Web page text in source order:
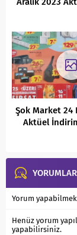
Şok Market 24
Aktüel
YORUMLAR
Yorum
Henüz yorum
yapabilirsiniz.